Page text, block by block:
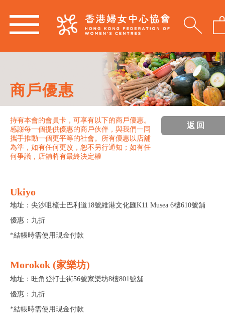
商戶優惠
持有本會的會員卡，可享有以下的商戶優惠。
感謝每一個提供優惠的商戶伙伴，與我們一同
攜手推動一個更平等的社會。所有優惠以店舖
為準，如有任何更改，恕不另行通知；如有任
何爭議，店舖將有最終決定權
返回
Ukiyo
地址：尖沙咀梳士巴利道18號維港文化匯K11 Musea 6樓610號舖
優惠：九折
*結帳時需使用現金付款
Morokok (家樂坊)
地址：旺角登打士街56號家樂坊8樓801號舖
優惠：九折
*結帳時需使用現金付款